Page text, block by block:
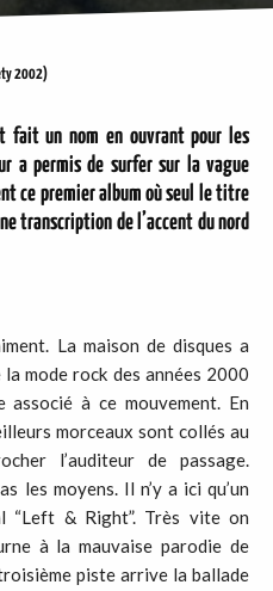
2002)
fait un nom en ouvrant pour les
a permis de surfer sur la vague
ce premier album où seul le titre
transcription de l’accent du nord
La maison de disques a
mode rock des années 2000
à ce mouvement. En
morceaux sont collés au
l’auditeur de passage.
les moyens. Il n’y a ici qu’un
“Left & Right”. Très vite on
à la mauvaise parodie de
piste arrive la ballade